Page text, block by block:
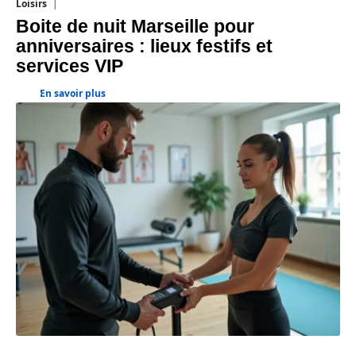
Loisirs
Boite de nuit Marseille pour
anniversaires : lieux festifs et
services VIP
En savoir plus